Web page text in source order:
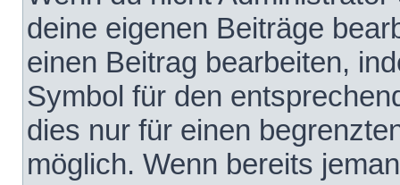
deine eigenen Beiträge
einen Beitrag bearbeiten,
Symbol für den
dies nur für einen
möglich. Wenn bereits